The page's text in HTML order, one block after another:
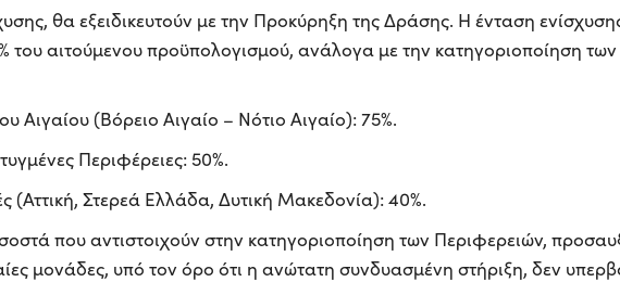
θα εξειδικευτούν με την Προκύρηξη της Δράσης. Η ένταση
του αιτούμενου προϋπολογισμού, ανάλογα με την κατηγοριοποίηση
Αιγαίου (Βόρειο Αιγαίο – Νότιο Αιγαίο): 75%.
Περιφέρειες: 50%.
(Αττική, Στερεά Ελλάδα, Δυτική Μακεδονία): 40%.
που αντιστοιχούν στην κατηγοριοποίηση των Περιφερειών,
μονάδες, υπό τον όρο ότι η ανώτατη συνδυασμένη στήριξη, δεν